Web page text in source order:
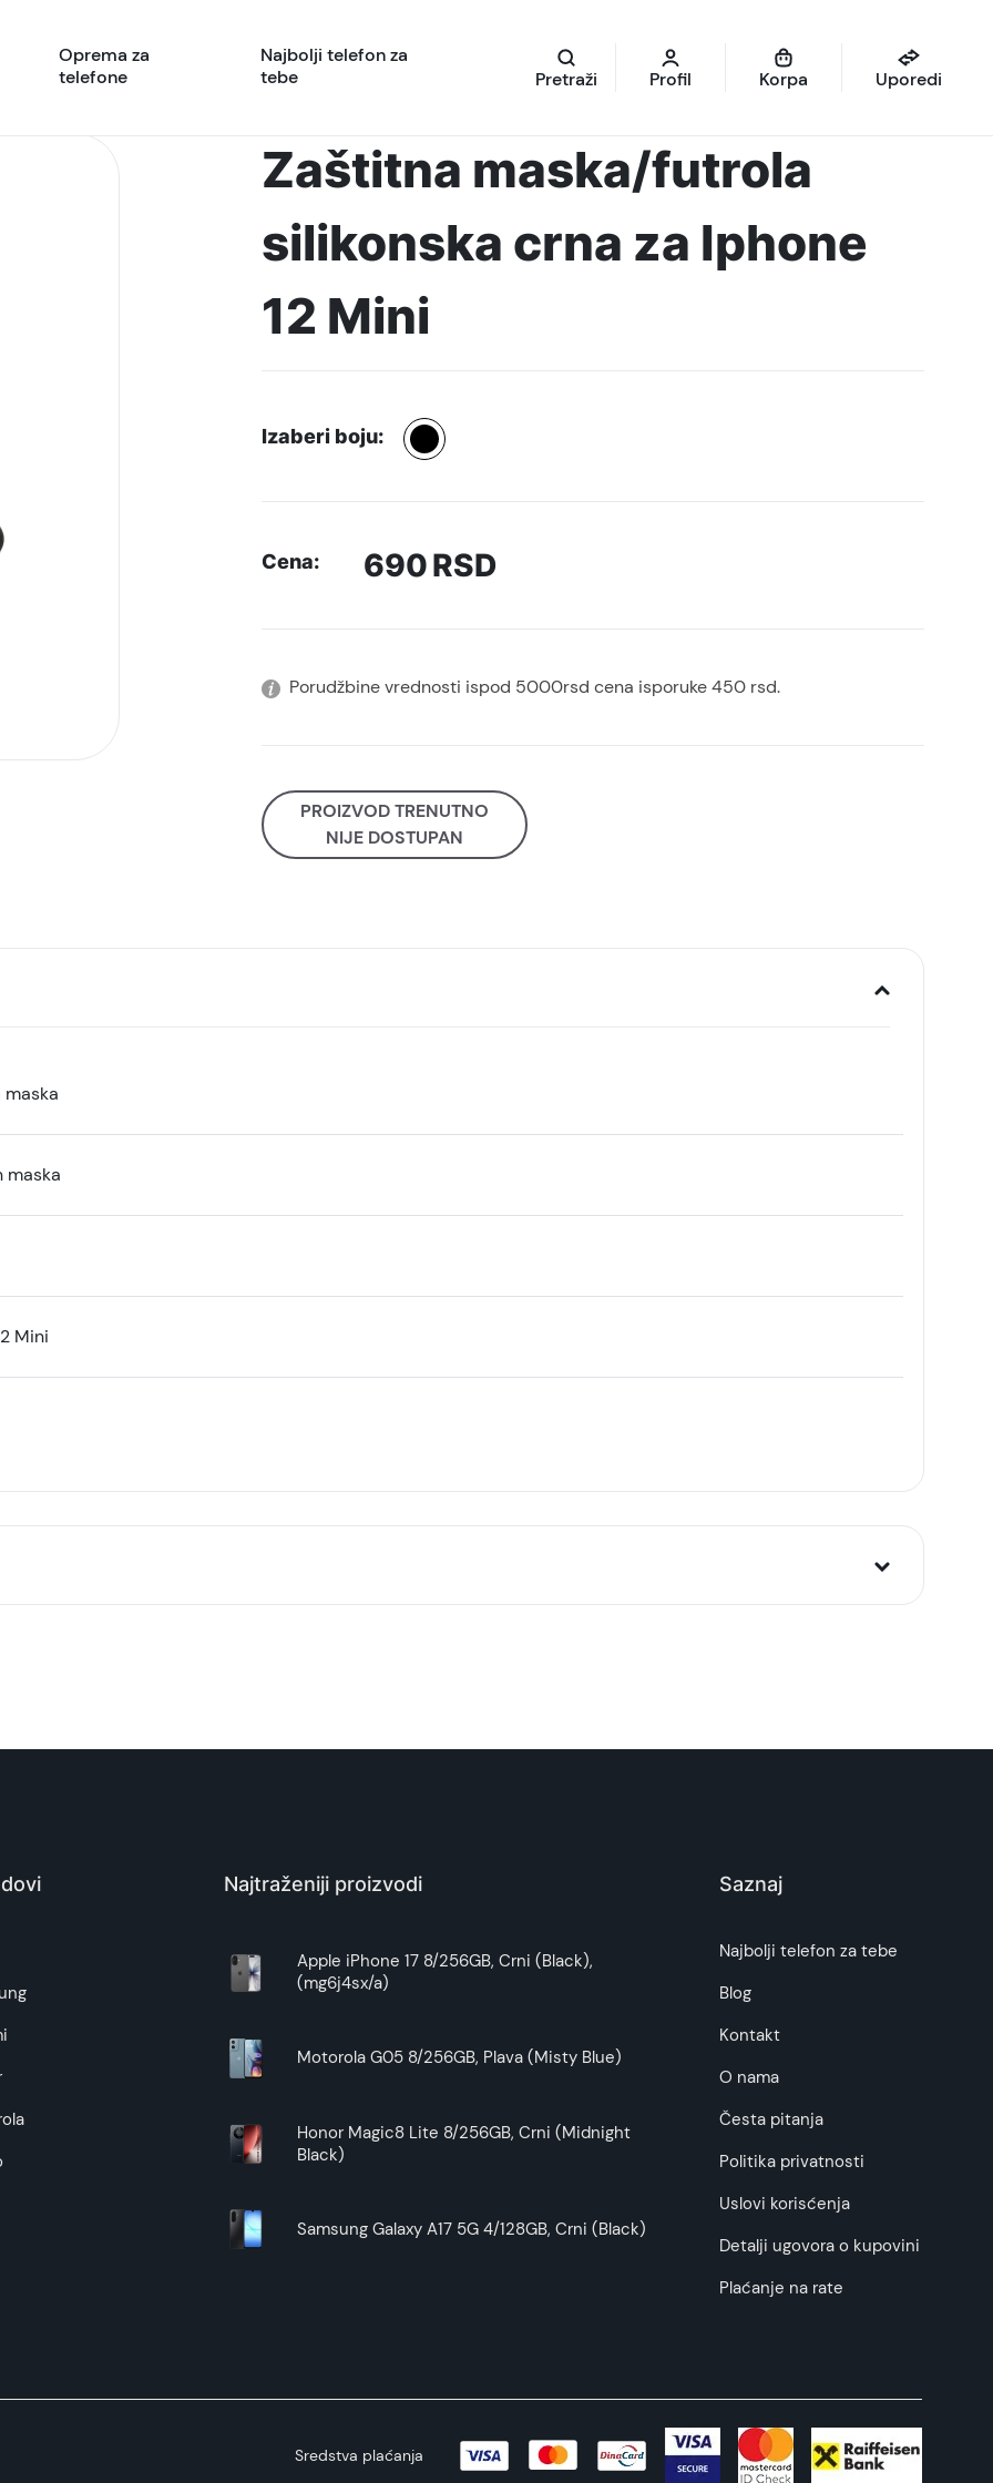
Oprema za
telefone
Najbolji telefon za
tebe
Pretraži Profil Korpa Uporedi
Zaštitna maska/futrola
silikonska crna za Iphone
12 Mini
Izaberi boju:
Cena: 690RSD
Porudžbine vrednosti ispod 5000rsd cena isporuke 450 rsd.
PROIZVOD TRENUTNO
NIJE DOSTUPAN
maska
Mini
Tehnomarket
Superfon doo se trudi da informacije i fotografije artikala budu što tačnije i detaljnije ali ne može da
Najtraženiji proizvodi
Apple iPhone 17 8/256GB, Crni (Black),
(mg6j4sx/a)
Motorola G05 8/256GB, Plava (Misty Blue)
Honor Magic8 Lite 8/256GB, Crni (Midnight
Black)
Samsung Galaxy A17 5G 4/128GB, Crni (Black)
Saznaj
Najbolji telefon za tebe
Blog
Kontakt
O nama
Česta pitanja
Politika privatnosti
Uslovi korisćenja
Detalji ugovora o kupovini
Plaćanje na rate
Sredstva plaćanja